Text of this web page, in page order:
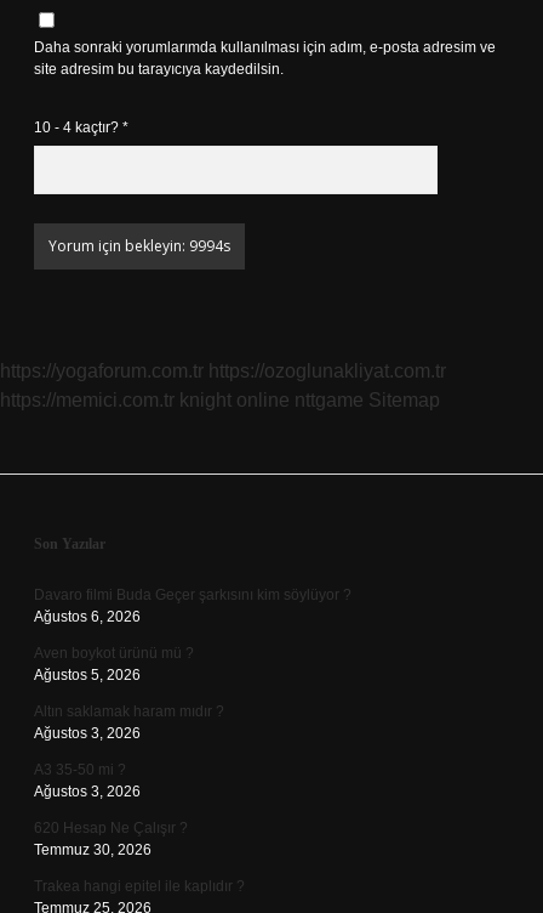
Daha sonraki yorumlarımda kullanılması için adım, e-posta adresim ve
site adresim bu tarayıcıya kaydedilsin.
10 - 4 kaçtır? *
https://yogaforum.com.tr https://ozoglunakliyat.com.tr
https://memici.com.tr knight online nttgame Sitemap
Sidebar
Son Yazılar
Davaro filmi Buda Geçer şarkısını kim söylüyor ?
Ağustos 6, 2026
Aven boykot ürünü mü ?
Ağustos 5, 2026
Altın saklamak haram mıdır ?
Ağustos 3, 2026
A3 35-50 mi ?
Ağustos 3, 2026
620 Hesap Ne Çalışır ?
Temmuz 30, 2026
Trakea hangi epitel ile kaplıdır ?
Temmuz 25, 2026